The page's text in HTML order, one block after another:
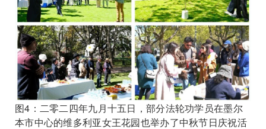
图4：二零二四年九月十五日，部分法轮功学员在墨尔
本市中心的维多利亚女王花园也举办了中秋节日庆祝活